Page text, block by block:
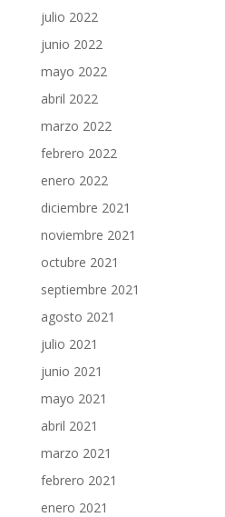
julio 2022
junio 2022
mayo 2022
abril 2022
marzo 2022
febrero 2022
enero 2022
diciembre 2021
noviembre 2021
octubre 2021
septiembre 2021
agosto 2021
julio 2021
junio 2021
mayo 2021
abril 2021
marzo 2021
febrero 2021
enero 2021